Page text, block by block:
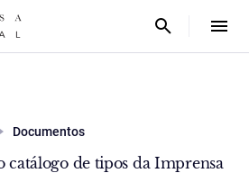
Documentos
catálogo de tipos da Imprensa